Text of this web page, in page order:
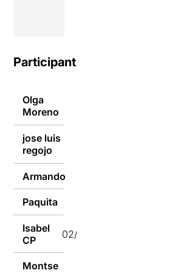
Participants
Olga
Moreno
jose luis
regojo
Armando
Paquita
Isabel
CP
02/01/2017
Montse